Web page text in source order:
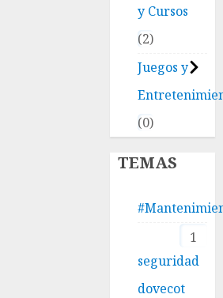
y Cursos
2
Juegos y
0
TEMAS
1
seguridad
dovecot